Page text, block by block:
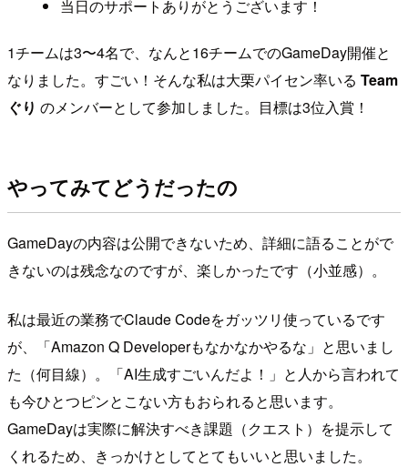
当日のサポートありがとうございます！
1チームは3〜4名で、なんと16チームでのGameDay開催と
なりました。すごい！そんな私は大栗パイセン率いる Team
ぐり のメンバーとして参加しました。目標は3位入賞！
やってみてどうだったの
GameDayの内容は公開できないため、詳細に語ることがで
きないのは残念なのですが、楽しかったです（小並感）。
私は最近の業務でClaude Codeをガッツリ使っているです
が、「Amazon Q Developerもなかなかやるな」と思いまし
た（何目線）。「AI生成すごいんだよ！」と人から言われて
も今ひとつピンとこない方もおられると思います。
GameDayは実際に解決すべき課題（クエスト）を提示して
くれるため、きっかけとしてとてもいいと思いました。